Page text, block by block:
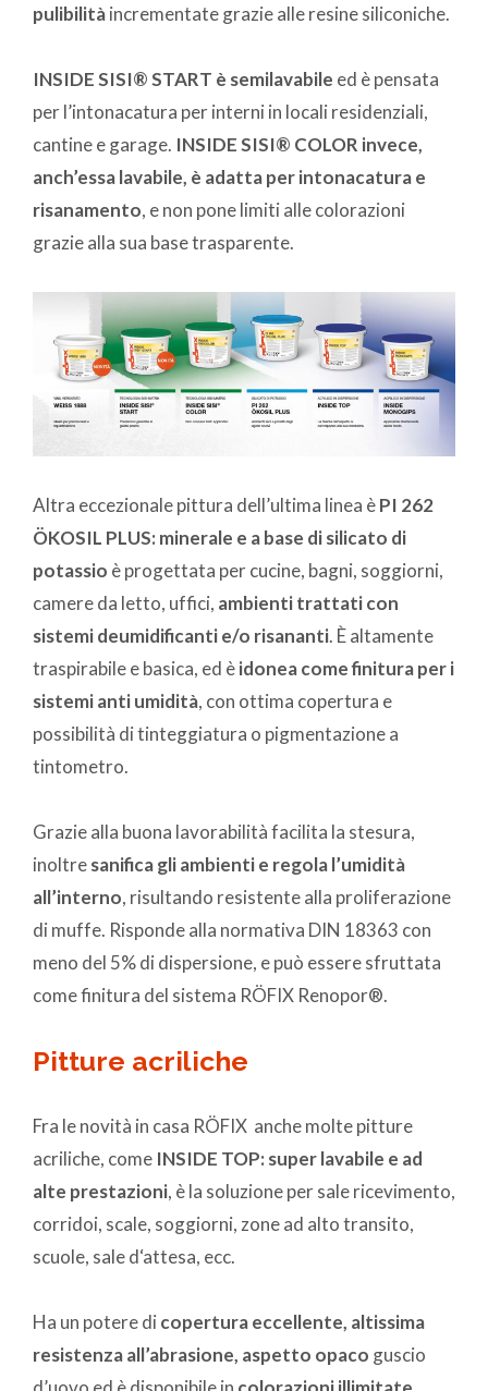
pulibilitàincrementate grazie alle resine siliconiche.
INSIDE SISI® START è semilavabile ed è pensata
per l’intonacatura per interni in locali residenziali,
cantine e garage. INSIDE SISI® COLOR invece,
anch’essa lavabile, è adatta per intonacatura e
risanamento, e non pone limiti alle colorazioni
grazie alla sua base trasparente.
Altra eccezionale pittura dell’ultima linea èPI 262
ÖKOSIL PLUS: minerale e a base di silicato di
potassio è progettata per cucine, bagni, soggiorni,
camere da letto, uffici, ambienti trattati con
sistemi deumidificanti e/o risananti. È altamente
traspirabile e basica, ed èidonea come finitura per i
sistemi anti umidità, con ottima copertura e
possibilità di tinteggiatura o pigmentazione a
tintometro.
Grazie alla buona lavorabilità facilita la stesura,
inoltresanifica gli ambienti e regola l’umidità
all’interno, risultando resistente alla proliferazione
di muffe. Risponde alla normativa DIN 18363 con
meno del 5% di dispersione, e può essere sfruttata
come finitura del sistema RÖFIX Renopor®.
Pitture acriliche
Fra le novità in casa RÖFIX anche molte pitture
acriliche, come INSIDE TOP: super lavabile e ad
alte prestazioni, è la soluzione per sale ricevimento,
corridoi, scale, soggiorni, zone ad alto transito,
scuole, sale d‘attesa, ecc.
Ha un potere di copertura eccellente, altissima
resistenza all’abrasione, aspetto opaco guscio